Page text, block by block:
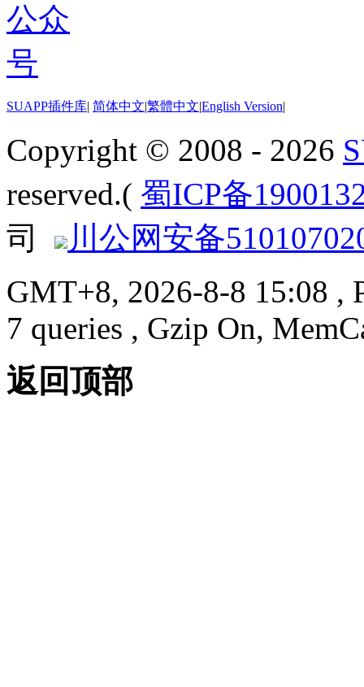
SUAPP插件库| 简体中文|繁體中文|English Version|
Copyright © 2008 - 2026
reserved.( 蜀ICP备
司
川公网安备
GMT+8, 2026-8-8 15:08 ,
7 queries , Gzip On,
返回顶部